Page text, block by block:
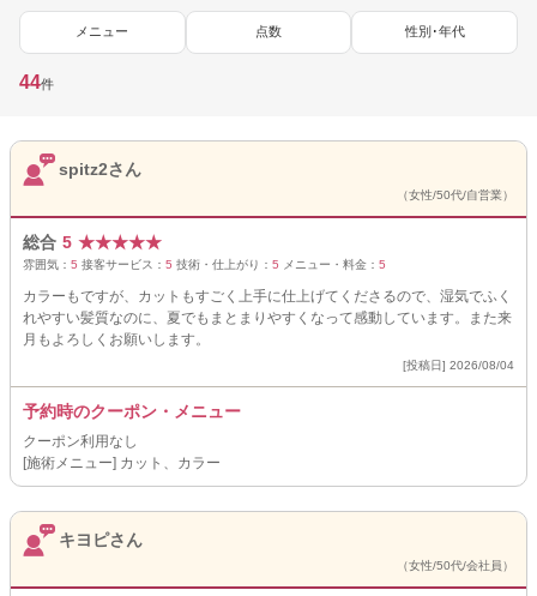
メニュー 点数 性別･年代
44件
spitz2さん
（女性/50代/自営業）
総合 5 ★★★★★
雰囲気： 5 接客サービス： 5 技術・仕上がり： 5 メニュー・料金： 5
カラーもですが、カットもすごく上手に仕上げてくださるので、湿気でふく
れやすい髪質なのに、夏でもまとまりやすくなって感動しています。また来
月もよろしくお願いします。
[投稿日] 2026/08/04
予約時のクーポン・メニュー
クーポン利用なし
[施術メニュー] カット、カラー
キヨピさん
（女性/50代/会社員）